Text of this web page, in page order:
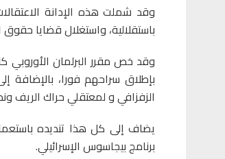
وقد شملت هذه الإدانة
باستقلالية، واستغلال قضايا
وقد خص مقرر البرلمان الأوروبي
بإطلاق سراحهم فورا، بالإضافة
الزفزافي و لمعتقلي حراك الريف
يضاف إلى كل هذا تنديده
برنامج بيجاسوس الإسرائيلي.